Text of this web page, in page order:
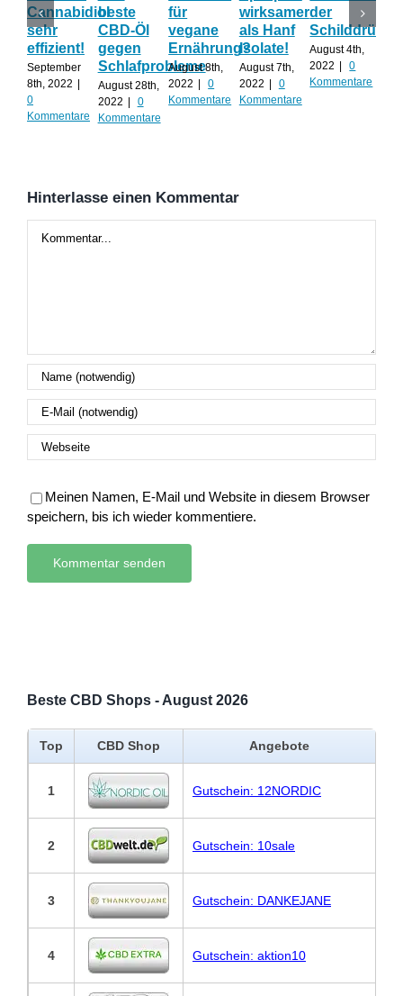
Cannabidiol
sehr
effizient!
September
8th, 2022
0
Kommentare
beste
CBD-Öl
gegen
Schlafprobleme
August 28th,
2022
0
Kommentare
für
vegane
Ernährung?
August 8th,
2022
0
Kommentare
wirksamer
als Hanf
Isolate!
August 7th,
2022
0
Kommentare
der
Schilddrüse
August 4th,
2022
0
Kommentare
Hinterlasse einen Kommentar
Meinen Namen, E-Mail und Website in diesem Browser
speichern, bis ich wieder kommentiere.
Beste CBD Shops - August 2026
Top CBD Shop Angebote
1 Gutschein: 12NORDIC
2 Gutschein: 10sale
3 Gutschein: DANKEJANE
4 Gutschein: aktion10